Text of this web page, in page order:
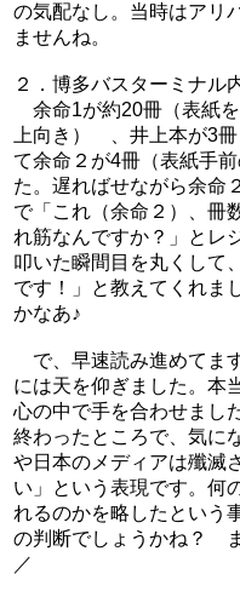
の気配なし。当時はアリ
ませんね。
２．博多バスターミナ
余命1が約20冊（表紙
上向き） 、井上本が3
て余命２が4冊（表紙手
た。遅ればせながら余命
で「これ（余命２）、冊
れ筋なんですか？」とレ
叩いた瞬間目を丸くして
です！」と教えてくれま
かなあ♪
で、早速読み進めてま
には天を仰ぎました。本
心の中で手を合わせまし
終わったところで、気に
や日本のメディアは殲滅
い」という表現です。何
れるのかを略したという
の判断でしょうかね？
／